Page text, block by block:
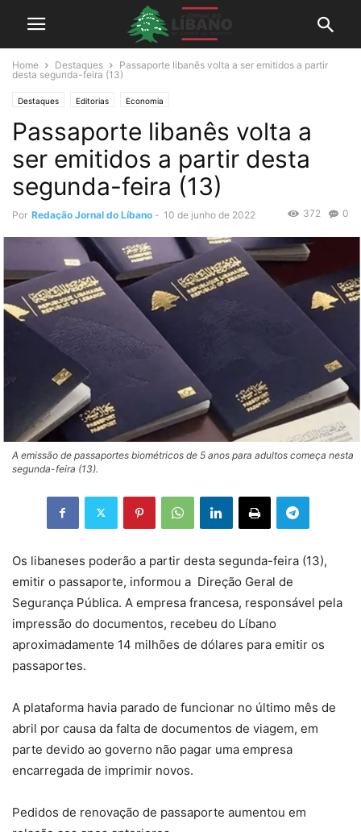
Home Destaques
Passaporte libanês volta a ser emitidos a partir
desta segunda-feira (13)
Destaques Editorias Economia
Passaporte libanês volta a
ser emitidos a partir desta
segunda-feira (13)
Por Redação Jornal do Líbano - 10 de junho de 2022 0
372
A emissão de passaportes biométricos de 5 anos para adultos começa nesta
segunda-feira (13).
Os libaneses poderão a partir desta segunda-feira (13),
emitir o passaporte, informou a Direção Geral de
Segurança Pública. A empresa francesa, responsável pela
impressão do documentos, recebeu do Líbano
aproximadamente 14 milhões de dólares para emitir os
passaportes.
A plataforma havia parado de funcionar no último mês de
abril por causa da falta de documentos de viagem, em
parte devido ao governo não pagar uma empresa
encarregada de imprimir novos.
Pedidos de renovação de passaporte aumentou em